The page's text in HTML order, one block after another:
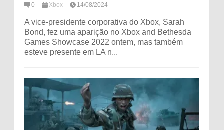
0 Xbox 14/08/2024
A vice-presidente corporativa do Xbox, Sarah
Bond, fez uma aparição no Xbox and Bethesda
Games Showcase 2022 ontem, mas também
esteve presente em LA n...